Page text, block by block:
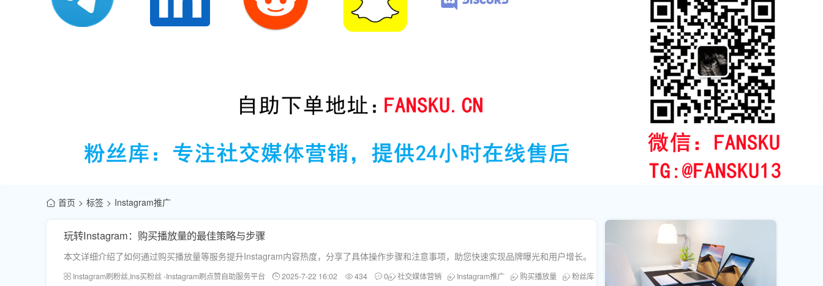
首页 标签 Instagram推广
玩转Instagram：购买播放量的最佳策略与步骤
本文详细介绍了如何通过购买播放量等服务提升Instagram内容热度，分享了具体操作步骤和注意事项，助您快速实现品牌曝光和用户增长。
Instagram刷粉丝,Ins买粉丝 -Instagram刷点赞自助服务平台 2025-7-22 16:02 434 0 社交媒体营销 Instagram推广 购买播放量 粉丝库 刷播放量服务